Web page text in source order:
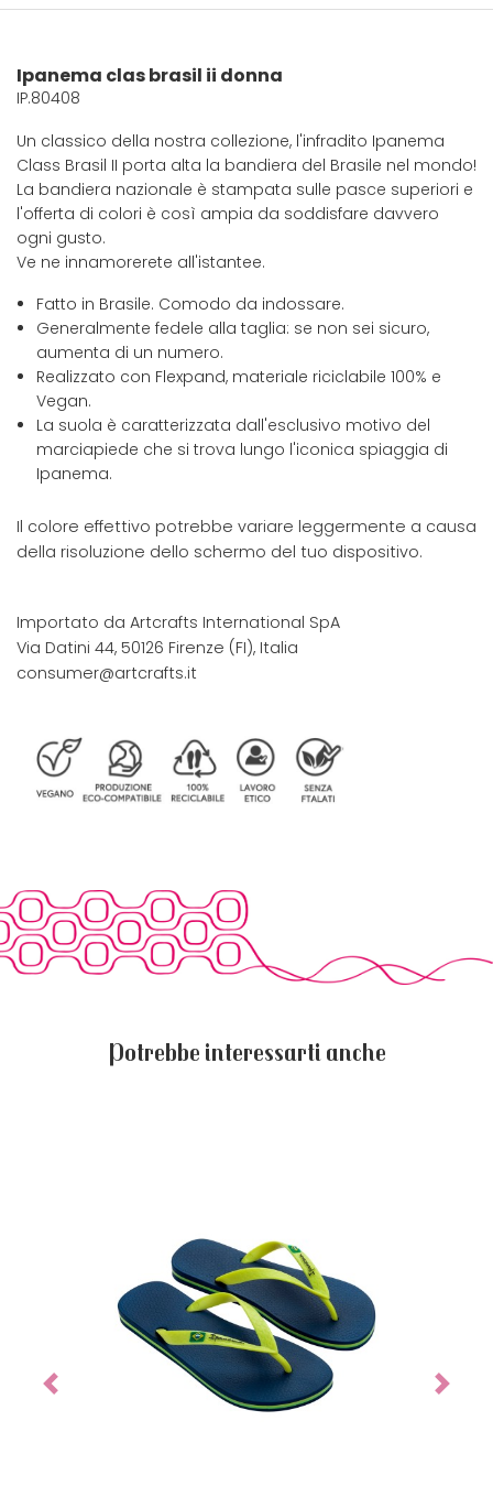
Ipanema clas brasil ii donna
IP.80408
Un classico della nostra collezione, l'infradito Ipanema
Class Brasil II porta alta la bandiera del Brasile nel mondo!
La bandiera nazionale è stampata sulle pasce superiori e
l'offerta di colori è così ampia da soddisfare davvero
ogni gusto.
Ve ne innamorerete all'istantee.
Fatto in Brasile. Comodo da indossare.
Generalmente fedele alla taglia: se non sei sicuro,
aumenta di un numero.
Realizzato con Flexpand, materiale riciclabile 100% e
Vegan.
La suola è caratterizzata dall'esclusivo motivo del
marciapiede che si trova lungo l'iconica spiaggia di
Ipanema.
Il colore effettivo potrebbe variare leggermente a causa
della risoluzione dello schermo del tuo dispositivo.
Importato da Artcrafts International SpA
Via Datini 44, 50126 Firenze (FI), Italia
consumer@artcrafts.it
Potrebbe interessarti anche
Previous Next